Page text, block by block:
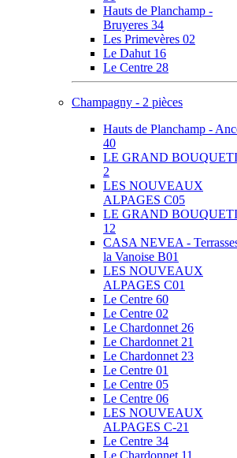
Hauts de Planchamp -
Bruyeres 34
Les Primevères 02
Le Dahut 16
Le Centre 28
Champagny - 2 pièces
Hauts de Planchamp -
40
LE GRAND
2
LES NOUVEAUX
ALPAGES C05
LE GRAND
12
CASA NEVEA -
la Vanoise B01
LES NOUVEAUX
ALPAGES C01
Le Centre 60
Le Centre 02
Le Chardonnet 26
Le Chardonnet 21
Le Chardonnet 23
Le Centre 01
Le Centre 05
Le Centre 06
LES NOUVEAUX
ALPAGES C-21
Le Centre 34
Le Chardonnet 11